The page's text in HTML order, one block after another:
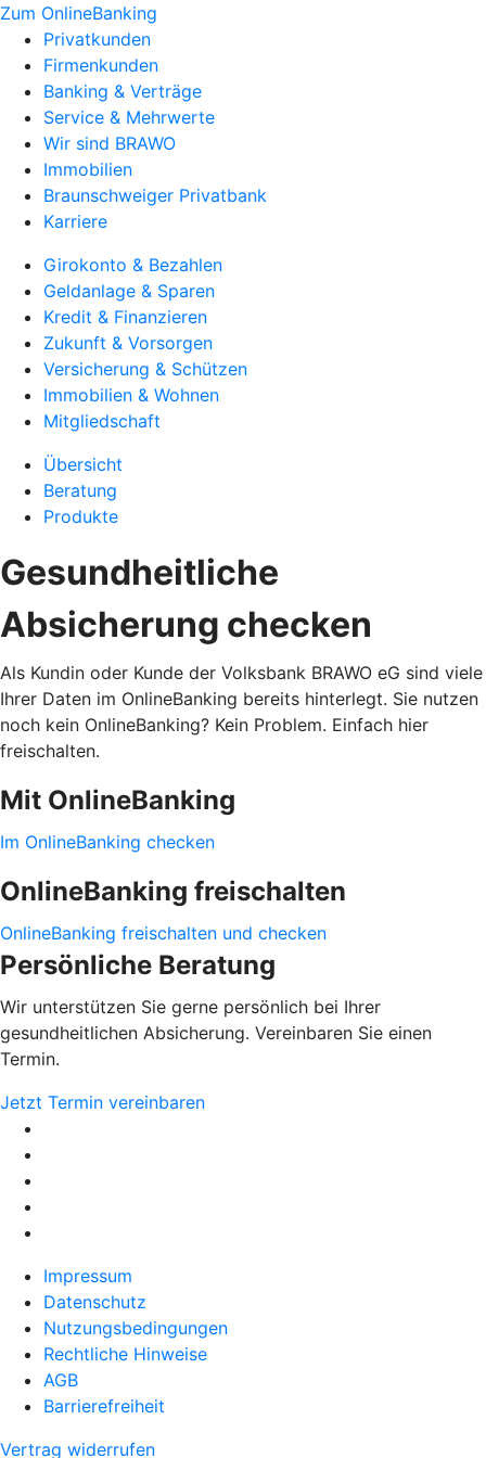
Zum OnlineBanking
Privatkunden
Firmenkunden
Banking & Verträge
Service & Mehrwerte
Wir sind BRAWO
Immobilien
Braunschweiger Privatbank
Karriere
Girokonto & Bezahlen
Geldanlage & Sparen
Kredit & Finanzieren
Zukunft & Vorsorgen
Versicherung & Schützen
Immobilien & Wohnen
Mitgliedschaft
Übersicht
Beratung
Produkte
Gesundheitliche
Absicherung checken
Als Kundin oder Kunde der Volksbank BRAWO eG sind viele
Ihrer Daten im OnlineBanking bereits hinterlegt. Sie nutzen
noch kein OnlineBanking? Kein Problem. Einfach hier
freischalten.
Mit OnlineBanking
Im OnlineBanking checken
OnlineBanking freischalten
OnlineBanking freischalten und checken
Persönliche Beratung
Wir unterstützen Sie gerne persönlich bei Ihrer
gesundheitlichen Absicherung. Vereinbaren Sie einen
Termin.
Jetzt Termin vereinbaren
Impressum
Datenschutz
Nutzungsbedingungen
Rechtliche Hinweise
AGB
Barrierefreiheit
Vertrag widerrufen